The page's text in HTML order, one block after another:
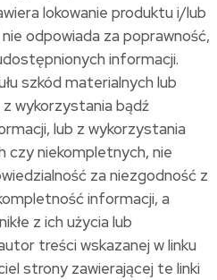
lokowanie produktu i/lub
odpowiada za poprawność,
informacji.
szkód materialnych lub
z wykorzystania bądź
lub z wykorzystania
czy niekompletnych, nie
za niezgodność z
informacji, a
z ich użycia lub
treści wskazanej w linku
strony zawierającej te linki